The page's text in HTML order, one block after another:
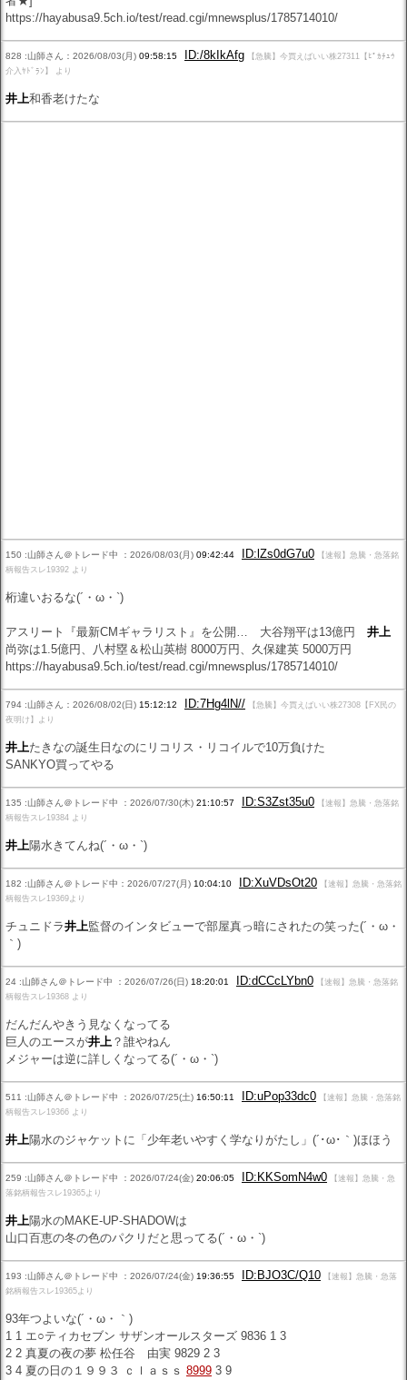
https://hayabusa9.5ch.io/test/read.cgi/mnewsplus/1785714010/
828 :山師さん：2026/08/03(月) 09:58:15 ID:/8kIkAfg
【急騰】今買えばいい株27311【ﾋﾟｶﾁｭｳ
介入ﾔﾄﾞﾗﾝ】 より
井上和香老けたな
150 :山師さん＠トレード中 ：2026/08/03(月) 09:42:44 ID:lZs0dG7u0
【速報】急騰・急落銘
柄報告スレ19392 より
桁違いおるな(´・ω・`)
アスリート『最新CMギャラリスト』を公開… 大谷翔平は13億円 井上
尚弥は1.5億円、八村塁＆松山英樹 8000万円、久保建英 5000万円
https://hayabusa9.5ch.io/test/read.cgi/mnewsplus/1785714010/
794 :山師さん：2026/08/02(日) 15:12:12 ID:7Hg4lN//
【急騰】今買えばいい株27308【FX民の
夜明け】より
井上たきなの誕生日なのにリコリス・リコイルで10万負けた
SANKYO買ってやる
135 :山師さん＠トレード中 ：2026/07/30(木) 21:10:57 ID:S3Zst35u0
【速報】急騰・急落銘
柄報告スレ19384 より
井上陽水きてんね(´・ω・`)
182 :山師さん＠トレード中：2026/07/27(月) 10:04:10 ID:XuVDsOt20
【速報】急騰・急落銘
柄報告スレ19369より
チュニドラ井上監督のインタビューで部屋真っ暗にされたの笑った(´・ω・
｀)
24 :山師さん＠トレード中 ：2026/07/26(日) 18:20:01 ID:dCCcLYbn0
【速報】急騰・急落銘
柄報告スレ19368 より
だんだんやきう見なくなってる
巨人のエースが井上 ？誰やねん
メジャーは逆に詳しくなってる(´・ω・`)
511 :山師さん＠トレード中 ：2026/07/25(土) 16:50:11 ID:uPop33dc0
【速報】急騰・急落銘
柄報告スレ19366 より
井上陽水のジャケットに「少年老いやすく学なりがたし」(´･ω･｀)ほほう
259 :山師さん＠トレード中 ：2026/07/24(金) 20:06:05 ID:KKSomN4w0
【速報】急騰・急
落銘柄報告スレ19365より
井上陽水のMAKE-UP-SHADOWは
山口百恵の冬の色のパクリだと思ってる(´・ω・`)
193 :山師さん＠トレード中 ：2026/07/24(金) 19:36:55 ID:BJO3C/Q10
【速報】急騰・急落
銘柄報告スレ19365より
93年つよいな(´・ω・｀)
1 1 エ○ティカセブン サザンオールスターズ 9836 1 3
2 2 真夏の夜の夢 松任谷 由実 9829 2 3
3 4 夏の日の１９９３ ｃｌａｓｓ 8999 3 9